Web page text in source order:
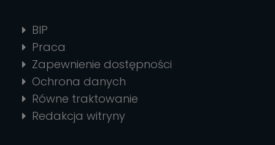
BIP
Praca
Zapewnienie dostępności
Ochrona danych
Równe traktowanie
Redakcja witryny